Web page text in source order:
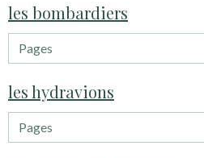
les bombardiers
les hydravions